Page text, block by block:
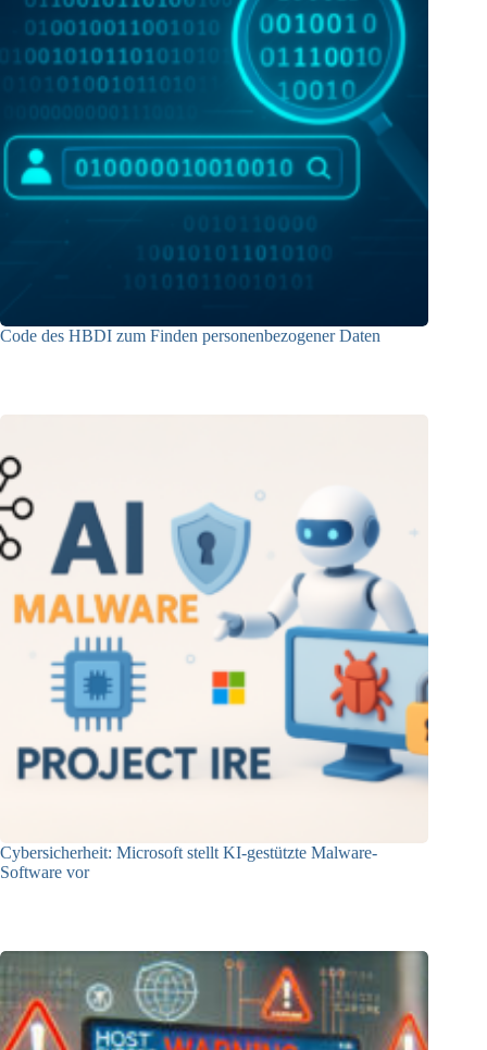
Code des HBDI zum Finden personenbezogener Daten
Cybersicherheit: Microsoft stellt KI-gestützte Malware-
Software vor